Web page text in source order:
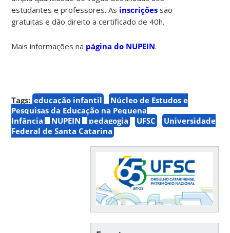
estudantes e professores. As inscrições são
gratuitas e dão direito a certificado de 40h.
Mais informações na página do NUPEIN.
Tags: educação infantil
Núcleo de Estudos e
Pesquisas da Educação na Pequena
Infância
NUPEIN pedagogia UFSC
Universidade
Federal de Santa Catarina